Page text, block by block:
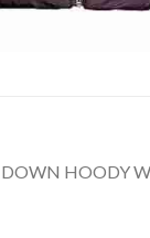
HOODY